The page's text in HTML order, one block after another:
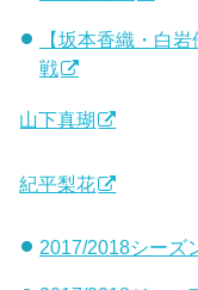
【坂本香織・白
戦
山下真瑚
紀平梨花
2017/2018シーズ